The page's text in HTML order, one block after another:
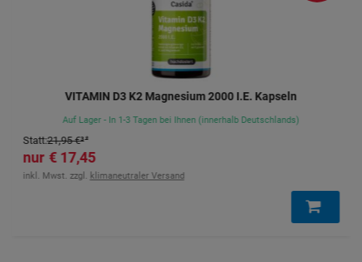
VITAMIN D3 K2 Magnesium 2000 I.E. Kapseln
17,45 €
Statt:21,95 €³
Auf Lager - In 1-3 Tagen bei Ihnen (innerhalb Deutschlands)
inkl. Mwst. zzgl. klimaneutraler Versand